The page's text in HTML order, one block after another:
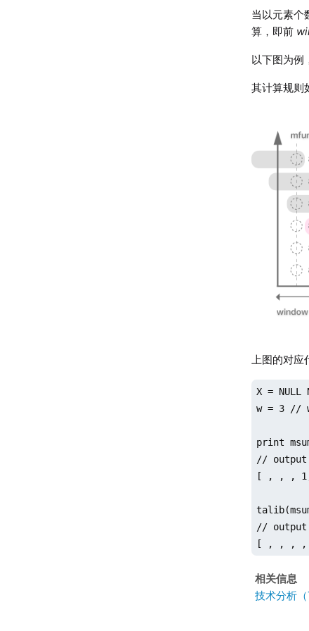
当以元素个
算，即前
以下图为例
其计算规则
上图的对
X = NULL
w = 3 //
print
// output
[ , , , 1,
// output
[ , , , , ,
相关信息
技术分析